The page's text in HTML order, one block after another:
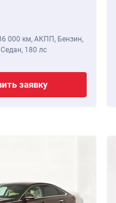
000 км, АКПП, Бензин,
180 лс
заявку